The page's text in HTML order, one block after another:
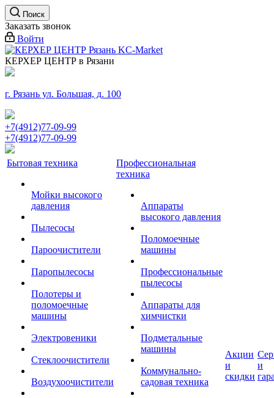
Поиск
Заказать звонок
Войти
КЕРХЕР ЦЕНТР в Рязани
г. Рязань ул. Большая, д. 100
+7(4912)77-09-99
+7(4912)77-09-99
Бытовая техника
Мойки высокого
давления
Пылесосы
Пароочистители
Паропылесосы
Полотеры и
поломоечные
машины
Электровеники
Стеклоочистители
Воздухоочистители
Профессиональная
техника
Аппараты
высокого давления
Поломоечные
машины
Профессиональные
пылесосы
Аппараты для
химчистки
Подметальные
машины
Коммунально-
садовая техника
Акции
и
скидки
и